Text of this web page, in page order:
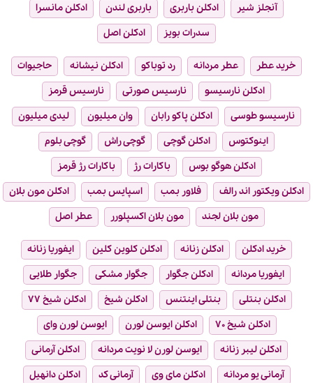
آنجلز شیر
ادکلن باربری باربری لندن
ادکلن مانسرا
سدرات بویز
ادکلن اصل
خرید عطر عطر مردانه رد توباکو ادکلن نیشانه
حاجیوات
ادکلن نارسیسو
نارسیس صورتی
نارسیس قرمز
نارسیسو طوسی
ادکلن پاکو رابان وان میلیون
لیدی میلیون
اینوکتوس
ادکلن گوچی گوچی راش
گوچی بلوم
ادکلن هوگو بوس
باکارات رژ
باکارات رژ قرمز
ادکلن ویکتور اند رالف
فلاور بمب اسپایس بمب
ادکلن مون بلان
مون بلان لجند
مون بلان اکسپلورر عطر اصل
خرید ادکلن ادکلن زنانه ادکلن کلوین کلین
ایفوریا زنانه
ایفوریا مردانه
ادکلن جگوار جگوار مشکی
جگوار طلایی
ادکلن بنتلی
بنتلی اینتنس ادکلن شیخ
ادکلن شیخ ۷۷
ادکلن شیخ ۷۰
ادکلن ایوسن لورن
ایوسن لورن وای
ادکلن لیبر زنانه
ایوسن لورن لا نویت مردانه
ادکلن آرمانی
آرمانی یو مردانه
ادکلن مای وی آرمانی کد
ادکلن دانهیل